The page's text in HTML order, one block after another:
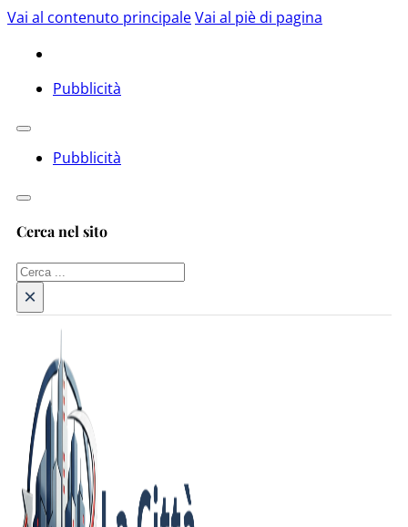
Vai al contenuto principaleVai al piè di pagina
Pubblicità
Pubblicità
Cerca nel sito
Cerca
×